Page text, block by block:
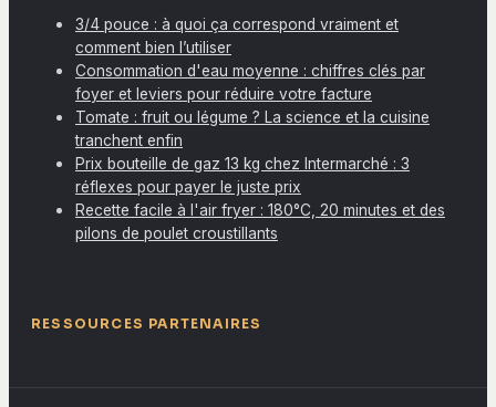
3/4 pouce : à quoi ça correspond vraiment et
comment bien l’utiliser
Consommation d'eau moyenne : chiffres clés par
foyer et leviers pour réduire votre facture
Tomate : fruit ou légume ? La science et la cuisine
tranchent enfin
Prix bouteille de gaz 13 kg chez Intermarché : 3
réflexes pour payer le juste prix
Recette facile à l'air fryer : 180°C, 20 minutes et des
pilons de poulet croustillants
RESSOURCES PARTENAIRES